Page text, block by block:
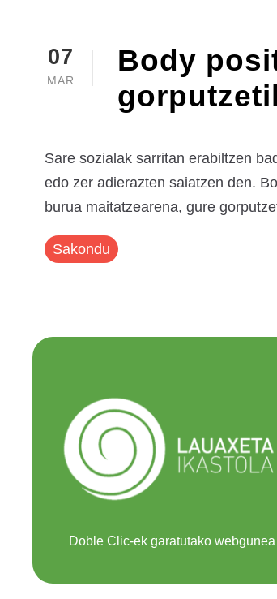
07
MAR
Body
Sare sozialak sarritan erabiltzen
edo zer adierazten saiatzen den.
burua maitatzearena, gure
Sakondu
Doble Clic-ek garatutako webgunea